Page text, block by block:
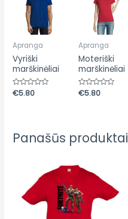
Apranga
Vyriški
marškinėliai
Įvertinimas:
0
€5.80
Apranga
Moteriški
marškinėliai
Įvertinimas:
0
€5.80
Panašūs produktai